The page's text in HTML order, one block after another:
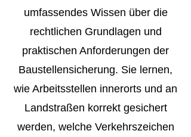
umfassendes Wissen über die
rechtlichen Grundlagen und
praktischen Anforderungen der
Baustellensicherung. Sie lernen,
wie Arbeitsstellen innerorts und an
Landstraßen korrekt gesichert
werden, welche Verkehrszeichen